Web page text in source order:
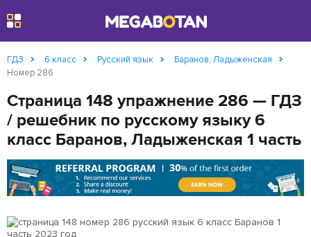
ГДЗ 6 класс Русский язык
Баранов, Ладыженская
Номер 286
Страница 148 упражнение 286 — ГДЗ
/ решебник по русскому языку 6
класс Баранов, Ладыженская 1 часть